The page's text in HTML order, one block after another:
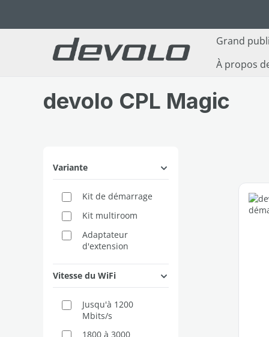
Grand
À propos
devolo CPL Magic
Variante
Kit de démarrage
Kit multiroom
Adaptateur
d'extension
Vitesse du WiFi
Jusqu'à 1200
Mbits/s
1800 à 3000